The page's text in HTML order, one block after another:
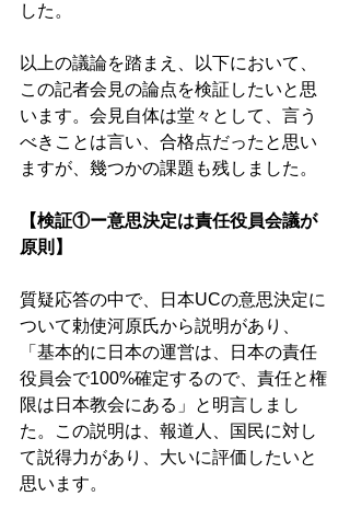
した。
以上の議論を踏まえ、以下において、
この記者会見の論点を検証したいと思
います。会見自体は堂々として、言う
べきことは言い、合格点だったと思い
ますが、幾つかの課題も残しました。
【検証①ー意思決定は責任役員会議が
原則】
質疑応答の中で、日本UCの意思決定に
ついて勅使河原氏から説明があり、
「基本的に日本の運営は、日本の責任
役員会で100%確定するので、責任と権
限は日本教会にある」と明言しまし
た。この説明は、報道人、国民に対し
て説得力があり、大いに評価したいと
思います。